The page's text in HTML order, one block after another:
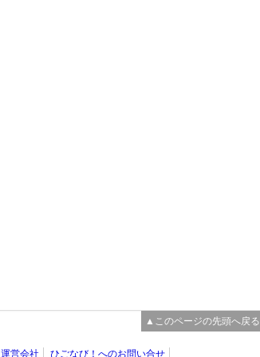
▲このページの先頭へ戻る
運営会社 ひごなび！へのお問い合せ